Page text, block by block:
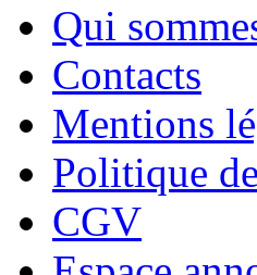
Qui
Contacts
Mentions
Politique
CGV